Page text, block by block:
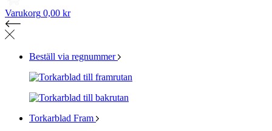
Varukorg 0,00 kr
Beställ via regnummer
Torkarblad Fram